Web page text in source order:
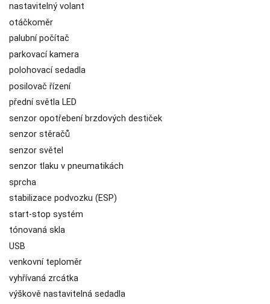
nastavitelný volant
otáčkoměr
palubní počítač
parkovací kamera
polohovací sedadla
posilovač řízení
přední světla LED
senzor opotřebení brzdových destiček
senzor stěračů
senzor světel
senzor tlaku v pneumatikách
sprcha
stabilizace podvozku (ESP)
start-stop systém
tónovaná skla
USB
venkovní teploměr
vyhřívaná zrcátka
výškově nastavitelná sedadla